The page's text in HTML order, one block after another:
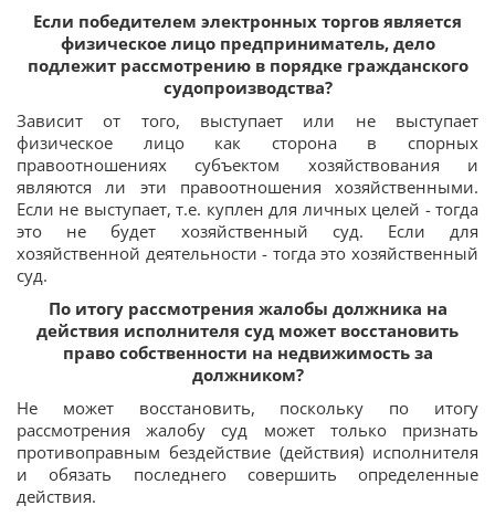
Если победителем электронных торгов является
физическое лицо предприниматель, дело
подлежит рассмотрению в порядке гражданского
судопроизводства?
Зависит от того, выступает или не выступает
физическое лицо как сторона в спорных
правоотношениях субъектом хозяйствования и
являются ли эти правоотношения хозяйственными.
Если не выступает, т.е. куплен для личных целей - тогда
это не будет хозяйственный суд. Если для
хозяйственной деятельности - тогда это хозяйственный
суд.
По итогу рассмотрения жалобы должника на
действия исполнителя суд может восстановить
право собственности на недвижимость за
должником?
Не может восстановить, поскольку по итогу
рассмотрения жалобу суд может только признать
противоправным бездействие (действия) исполнителя
и обязать последнего совершить определенные
действия.